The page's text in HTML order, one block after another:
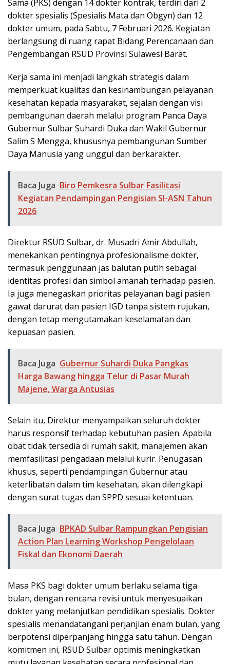
Sama (PKS) dengan 14 dokter kontrak, terdiri dari 2
dokter spesialis (Spesialis Mata dan Obgyn) dan 12
dokter umum, pada Sabtu, 7 Februari 2026. Kegiatan
berlangsung di ruang rapat Bidang Perencanaan dan
Pengembangan RSUD Provinsi Sulawesi Barat.
Kerja sama ini menjadi langkah strategis dalam
memperkuat kualitas dan kesinambungan pelayanan
kesehatan kepada masyarakat, sejalan dengan visi
pembangunan daerah melalui program Panca Daya
Gubernur Sulbar Suhardi Duka dan Wakil Gubernur
Salim S Mengga, khususnya pembangunan Sumber
Daya Manusia yang unggul dan berkarakter.
Baca Juga Biro Pemkesra Sulbar Fasilitasi
Kegiatan Pendampingan Pengisian SI-ASN Tahun
2026
Direktur RSUD Sulbar, dr. Musadri Amir Abdullah,
menekankan pentingnya profesionalisme dokter,
termasuk penggunaan jas balutan putih sebagai
identitas profesi dan simbol amanah terhadap pasien.
Ia juga menegaskan prioritas pelayanan bagi pasien
gawat darurat dan pasien IGD tanpa sistem rujukan,
dengan tetap mengutamakan keselamatan dan
kepuasan pasien.
Baca Juga Gubernur Suhardi Duka Pangkas
Harga Bawang hingga Telur di Pasar Murah
Majene, Warga Antusias
Selain itu, Direktur menyampaikan seluruh dokter
harus responsif terhadap kebutuhan pasien. Apabila
obat tidak tersedia di rumah sakit, manajemen akan
memfasilitasi pengadaan melalui kurir. Penugasan
khusus, seperti pendampingan Gubernur atau
keterlibatan dalam tim kesehatan, akan dilengkapi
dengan surat tugas dan SPPD sesuai ketentuan.
Baca Juga BPKAD Sulbar Rampungkan Pengisian
Action Plan Learning Workshop Pengelolaan
Fiskal dan Ekonomi Daerah
Masa PKS bagi dokter umum berlaku selama tiga
bulan, dengan rencana revisi untuk menyesuaikan
dokter yang melanjutkan pendidikan spesialis. Dokter
spesialis menandatangani perjanjian enam bulan, yang
berpotensi diperpanjang hingga satu tahun. Dengan
komitmen ini, RSUD Sulbar optimis meningkatkan